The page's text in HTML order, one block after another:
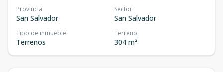
Provincia:
San Salvador
Sector:
San Salvador
Tipo de inmueble:
Terrenos
Terreno:
304 m²